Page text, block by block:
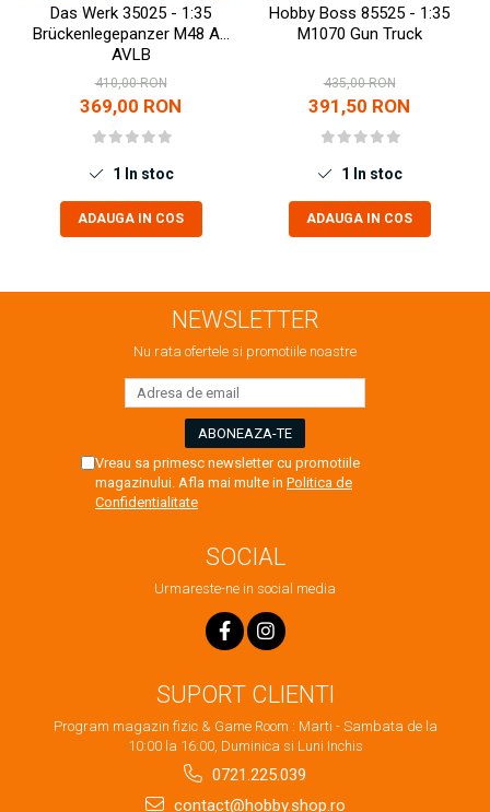
Das Werk 35025 - 1:35
Brückenlegepanzer M48 A2
AVLB
410,00 RON
369,00 RON
1 In stoc
ADAUGA IN COS
Hobby Boss 85525 - 1:35
M1070 Gun Truck
435,00 RON
391,50 RON
1 In stoc
ADAUGA IN COS
NEWSLETTER
Nu rata ofertele si promotiile noastre
Vreau sa primesc newsletter cu promotiile
magazinului. Afla mai multe in Politica de
Confidentialitate
SOCIAL
Urmareste-ne in social media
SUPORT CLIENTI
Program magazin fizic & Game Room : Marti - Sambata de la
10:00 la 16:00, Duminica si Luni Inchis
0721.225.039
contact@hobby.shop.ro